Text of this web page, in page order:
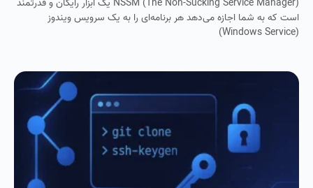
است که به شما اجازه می‌دهد هر برنامه‌ای را به یک سرویس ویندوز
(Windows Service)